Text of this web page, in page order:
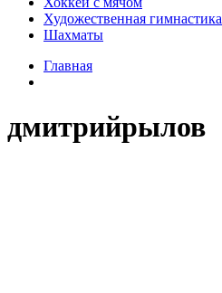
Художественная гимнастика
Шахматы
Главная
дмитрийрылов